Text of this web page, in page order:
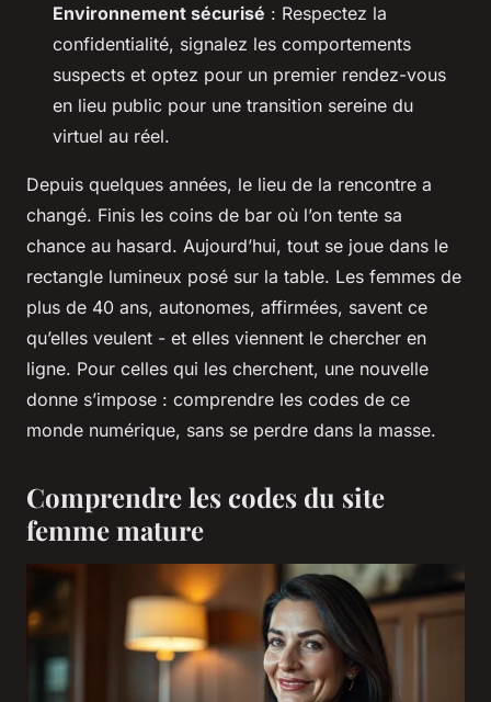
Environnement sécurisé : Respectez la
confidentialité, signalez les comportements
suspects et optez pour un premier rendez-vous
en lieu public pour une transition sereine du
virtuel au réel.
Depuis quelques années, le lieu de la rencontre a
changé. Finis les coins de bar où l’on tente sa
chance au hasard. Aujourd’hui, tout se joue dans le
rectangle lumineux posé sur la table. Les femmes de
plus de 40 ans, autonomes, affirmées, savent ce
qu’elles veulent - et elles viennent le chercher en
ligne. Pour celles qui les cherchent, une nouvelle
donne s’impose : comprendre les codes de ce
monde numérique, sans se perdre dans la masse.
Comprendre les codes du site
femme mature